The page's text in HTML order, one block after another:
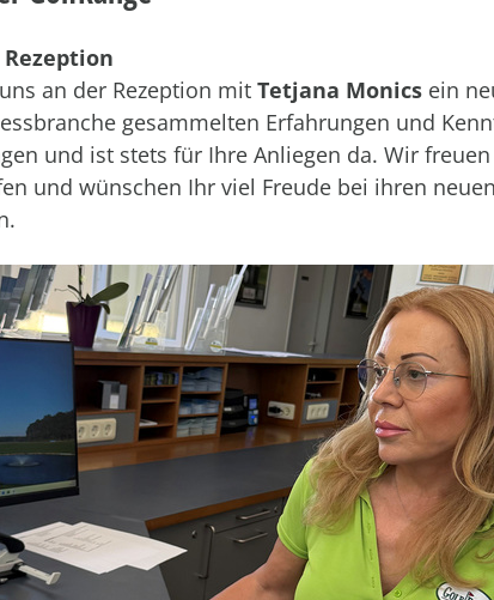
an der Rezeption mit Tetjana Monics ein
gesammelten Erfahrungen und
und ist stets für Ihre Anliegen da. Wir
und wünschen Ihr viel Freude bei ihren